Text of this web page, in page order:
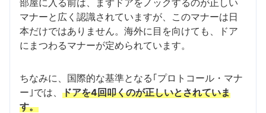
部屋に入る前は、まずドアをノックするのが正しい
マナーと広く認識されていますが、このマナーは日
本だけではありません。海外に目を向けても、ドア
にまつわるマナーが定められています。
ちなみに、国際的な基準となる｢プロトコール・マナ
ー｣では、 ドアを4回叩くのが正しいとされていま
す。